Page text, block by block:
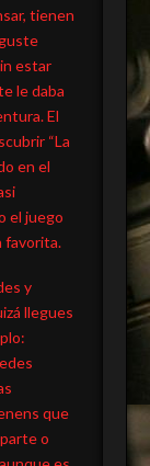
tienen
estar
le daba
El
“La
en el
el juego
favorita.
y
llegues
que
o